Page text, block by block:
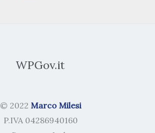
WPGov.it
© 2022 Marco Milesi
P.IVA 04286940160